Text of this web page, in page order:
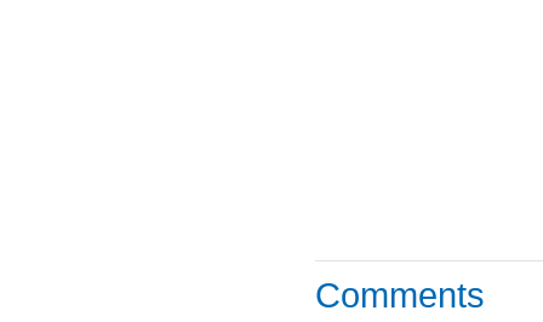
Comments